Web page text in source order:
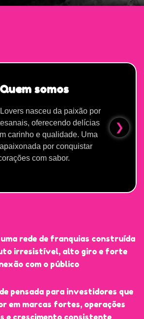
escolher Churro
pela criatividade,
dos ingredientes e
impecável. Nossa proposta
estética e experiência única.
❯
rede de franquias construída
irresistível, alto giro e forte
com o público
pensada para investidores que
em marcas fortes, operações
e crescimento consistente